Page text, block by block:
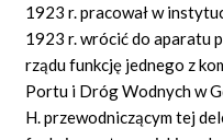
1923 r. pracował w
1923 r. wrócić do aparatu
rządu funkcję jednego z
Portu i Dróg Wodnych w
H. przewodniczącym tej